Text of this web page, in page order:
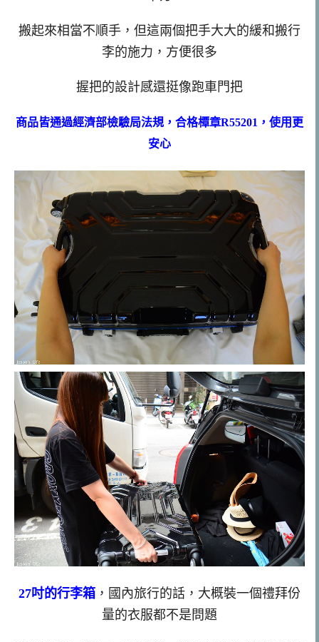
搬起來相當不順手，但這兩個把手大大的緩和搬行
李的施力，方便很多
握把的設計感還挺像跑車門把
商品皆通過經濟部檢驗局法規，合格橝章R55201，使用更
安心
27吋的行李箱 ，國內旅行的話，大概裝一個禮拜份
量的衣服都不是問題